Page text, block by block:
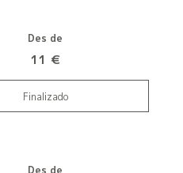
Des de
11 €
Finalizado